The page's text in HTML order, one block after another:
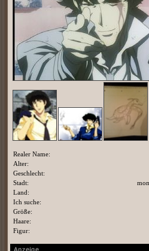
Realer Name:
Alter:
Geschlecht:
Stadt:
Land:
Ich suche:
Größe:
Haare:
Figur: